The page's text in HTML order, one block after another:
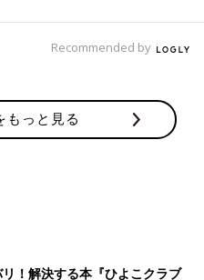
Recommended by
もっと見る
！解決する本『ひよこクラブ